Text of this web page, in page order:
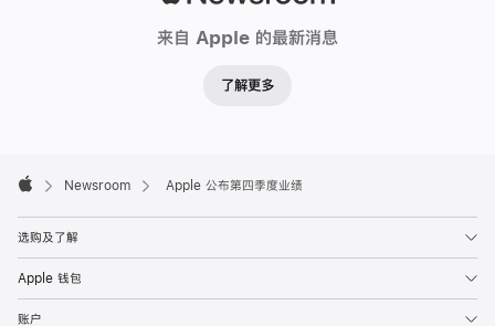
来自 Apple 的最新消息
了解更多
Footer

Newsroom Apple 公布第四季度业绩
选购及了解
Apple 钱包
账户